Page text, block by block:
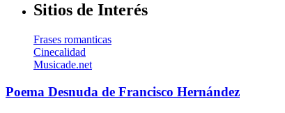
Sitios de Interés
Frases romanticas
Cinecalidad
Musicade.net
Poema Desnuda de Francisco Hernández